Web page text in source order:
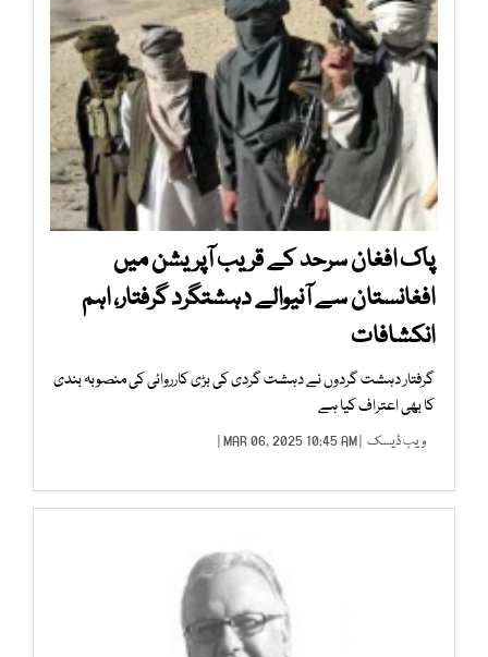
پاک افغان سرحد کے قریب آپریشن میں
افغانستان سے آنیوالے دہشتگرد گرفتار، اہم
انکشافات
گرفتار دہشت گردوں نے دہشت گردی کی بڑی کارروائی کی منصوبہ بندی
کا بھی اعتراف کیا ہے
ویب ڈیسک | MAR 06, 2025 10:45 AM |